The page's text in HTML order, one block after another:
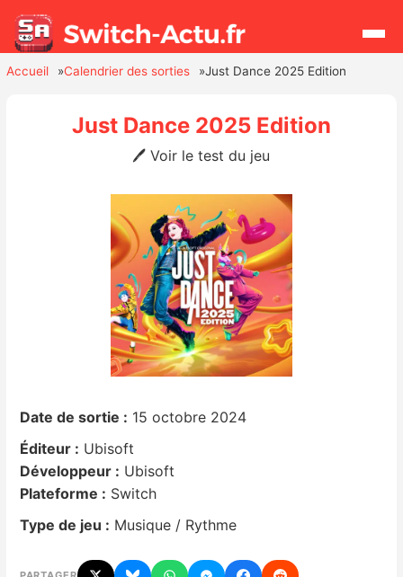
Hardware
Mises à jour
Chiffres de ventes
Nintendo Direct
Tests et previews
Tests de jeux
Accueil Calendrier des sorties Just Dance 2025 Edition
Just Dance 2025 Edition
🖊️ Voir le test du jeu
Date de sortie : 15 octobre 2024
Éditeur : Ubisoft
Développeur : Ubisoft
Plateforme : Switch
Type de jeu : Musique / Rythme